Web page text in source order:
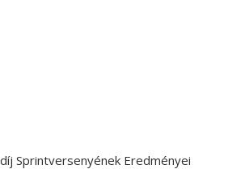
Sprintversenyének Eredményei